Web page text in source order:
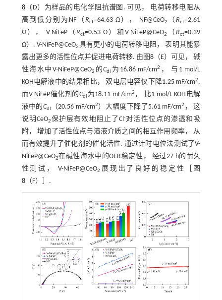
8（D）为样品的电化学阻抗谱图. 可见， 电荷转移电阻从
高到低分别为NF（ Rct=64.63 Ω）， NF@CeO2 （Rct=2.61
Ω）， V-NiFeP（ Rct=0.53 Ω）和V-NiFeP@CeO2 （Rct=0.39
Ω）. V-NiFeP@CeO2具有更小的电荷转移电阻， 表明其能暴
露出更多的活性位点并促进电荷转移. 由 图8 （E）可见， 碱
性海水中V-NiFeP@CeO2 的Cdl 为16.86 mF/cm2 ， 与1 mol/L
KOH电解液中的结果相比， 双电层电容仅下降1.25 mF/cm2.
而V-NiFeP催化剂的Cdl 为18.11 mF/cm2 ， 比1 mol/L KOH电解
液中的Cdl （20.56 mF/cm2）大幅度下降了5.61 mF/cm2 ， 这
说明CeO2保护层有效地阻止了Cl-对活性位点的渗透和吸
附， 增加了活性位点与溶液介质之间的相互作用频率， 从
而有效提升了催化剂的催化活性. 通过计时电位法测试了V-
NiFeP@CeO2在碱性海水中的OER稳定性， 经过27 h的耐久
性测试， V-NiFeP@CeO2 展现出了良好的稳定性［
图
8（F）］.